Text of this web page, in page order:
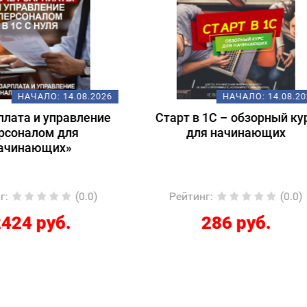
НАЧАЛО:14.08.2026
в 1С – обзорный курс
для начинающих
: (0.0)
286 руб.
НАЧАЛО:
Подготовка к
1С:Специалист-
Рейтинг:
12267 руб.